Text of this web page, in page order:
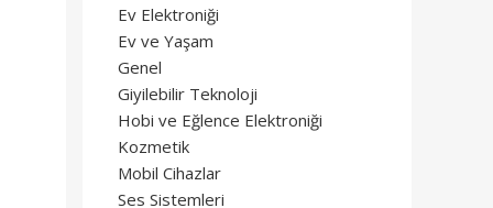
Ev Elektroniği
Ev ve Yaşam
Genel
Giyilebilir Teknoloji
Hobi ve Eğlence Elektroniği
Kozmetik
Mobil Cihazlar
Ses Sistemleri